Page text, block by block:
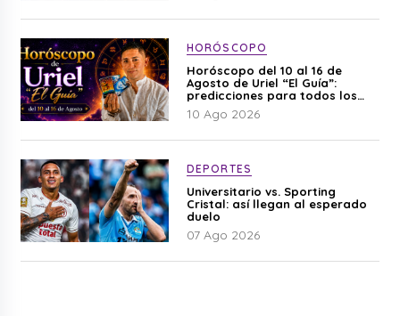
HORÓSCOPO
Horóscopo del 10 al 16 de
Agosto de Uriel “El Guía”:
predicciones para todos los
signos del zodiaco aquí
10 Ago 2026
DEPORTES
Universitario vs. Sporting
Cristal: así llegan al esperado
duelo
07 Ago 2026